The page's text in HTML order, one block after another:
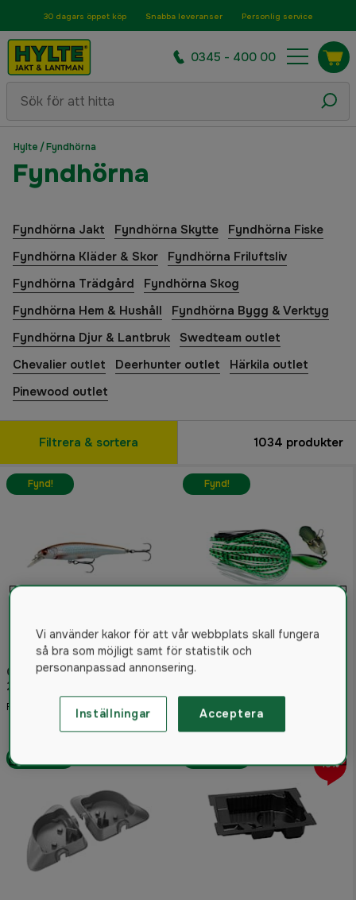
30 dagars öppet köp Snabba leveranser Personlig service
0345 - 400 00
Hylte /Fyndhörna
Fyndhörna
Fyndhörna Jakt Fyndhörna Skytte
Fyndhörna Fiske
Fyndhörna Kläder & Skor
Fyndhörna Friluftsliv
Fyndhörna Trädgård
Fyndhörna Skog
Fyndhörna Hem & Hushåll
Fyndhörna Bygg & Verktyg
Fyndhörna Djur & Lantbruk
Swedteam outlet
Chevalier outlet
Deerhunter outlet
Härkila outlet
Pinewood outlet
Filtrera & sortera 1034 produkter
Gravity Twitch SR 11,5cm
25g Floating
Från
Fynd!
Rapala Rap-V Perch Bladed
Från
Fynd!
10%
Vi använder kakor för att vår webbplats skall fungera
så bra som möjligt samt för statistik och
personanpassad annonsering.
Inställningar Acceptera